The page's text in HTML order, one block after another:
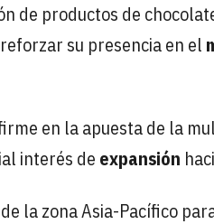
de productos de
su presencia en el
en la apuesta de la
interés de expansión
la zona Asia-Pacífico